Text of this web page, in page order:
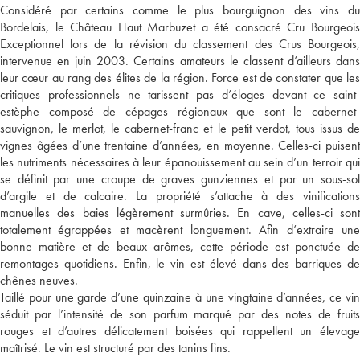
Considéré par certains comme le plus bourguignon des vins du
Bordelais, le Château Haut Marbuzet a été consacré Cru Bourgeois
Exceptionnel lors de la révision du classement des Crus Bourgeois,
intervenue en juin 2003. Certains amateurs le classent d’ailleurs dans
leur cœur au rang des élites de la région. Force est de constater que les
critiques professionnels ne tarissent pas d’éloges devant ce saint-
estèphe composé de cépages régionaux que sont le cabernet-
sauvignon, le merlot, le cabernet-franc et le petit verdot, tous issus de
vignes âgées d’une trentaine d’années, en moyenne. Celles-ci puisent
les nutriments nécessaires à leur épanouissement au sein d’un terroir qui
se définit par une croupe de graves gunziennes et par un sous-sol
d’argile et de calcaire. La propriété s’attache à des vinifications
manuelles des baies légèrement surmûries. En cave, celles-ci sont
totalement égrappées et macèrent longuement. Afin d’extraire une
bonne matière et de beaux arômes, cette période est ponctuée de
remontages quotidiens. Enfin, le vin est élevé dans des barriques de
chênes neuves.
Taillé pour une garde d’une quinzaine à une vingtaine d’années, ce vin
séduit par l’intensité de son parfum marqué par des notes de fruits
rouges et d’autres délicatement boisées qui rappellent un élevage
maîtrisé. Le vin est structuré par des tanins fins.